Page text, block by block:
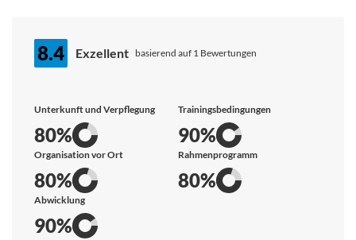
8.4 Exzellent basierend auf 1 Bewertungen
Unterkunft und Verpflegung
80%
Trainingsbedingungen
90%
Organisation vor Ort
80%
Rahmenprogramm
80%
Abwicklung
90%